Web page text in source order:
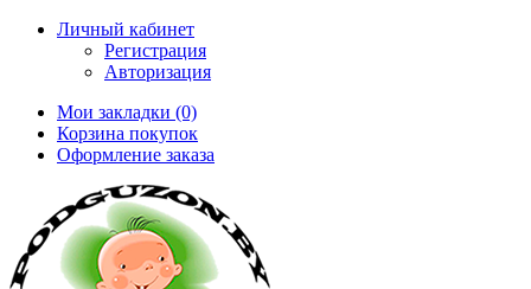
Личный кабинет
Регистрация
Авторизация
Мои закладки (0)
Корзина покупок
Оформление заказа